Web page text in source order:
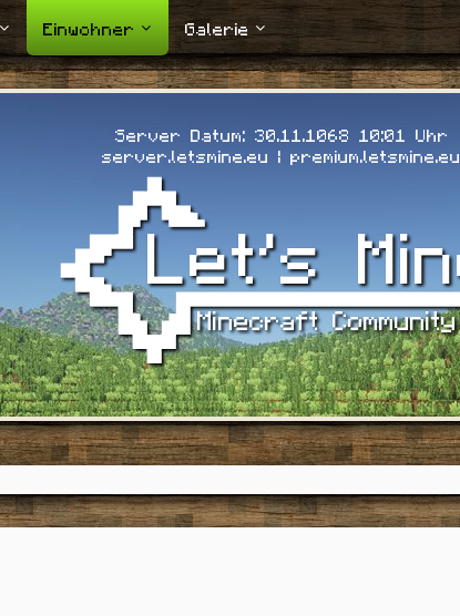
Einwohner Galerie
Server Datum: 30.11.1068 10:02 Uhr
server.letsmine.eu | premium.letsmine.eu